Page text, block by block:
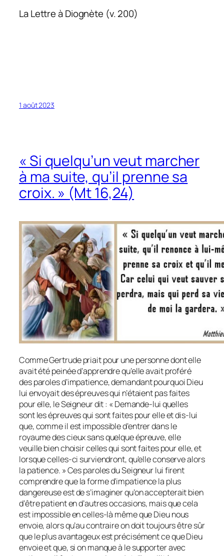
La Lettre à Diognète (v. 200)
1 août 2023
« Si quelqu’un veut marcher
à ma suite, qu’il prenne sa
croix. » (Mt 16,24)
Comme Gertrude priait pour une personne dont elle
avait été peinée d’apprendre qu’elle avait proféré
des paroles d’impatience, demandant pourquoi Dieu
lui envoyait des épreuves qui n’étaient pas faites
pour elle, le Seigneur dit : « Demande-lui quelles
sont les épreuves qui sont faites pour elle et dis-lui
que, comme il est impossible d’entrer dans le
royaume des cieux sans quelque épreuve, elle
veuille bien choisir celles qui sont faites pour elle, et
lorsque celles-ci surviendront, qu’elle conserve alors
la patience. » Ces paroles du Seigneur lui firent
comprendre que la forme d’impatience la plus
dangereuse est de s’imaginer qu’on accepterait bien
d’être patient en d’autres occasions, mais que cela
est impossible en celles-là même que Dieu nous
envoie, alors qu’au contraire on doit toujours être sûr
que le plus avantageux est précisément ce que Dieu
envoie et que, si on manque à le supporter avec